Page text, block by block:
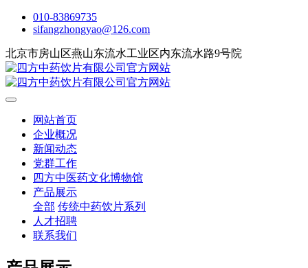
010-83869735
sifangzhongyao@126.com
北京市房山区燕山东流水工业区内东流水路9号院
网站首页
企业概况
新闻动态
党群工作
四方中医药文化博物馆
产品展示
全部 传统中药饮片系列
人才招聘
联系我们